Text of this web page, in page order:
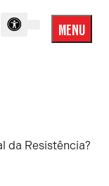
MENU
Menu
da Resistência?